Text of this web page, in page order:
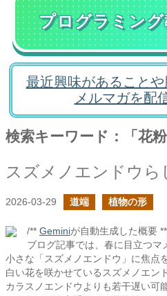
プログラミン
最近興味があること
メルマガを配
検索キーワード：「花粉
2026-03-29 道端 植物の形
/** Geminiが自動生成した概要
ブログ記事では、春に目立つ
小さな「スズメノエンドウ」に焦点
白い花を咲かせているスズメノエン
カラスノエンドウよりも若干遅い可